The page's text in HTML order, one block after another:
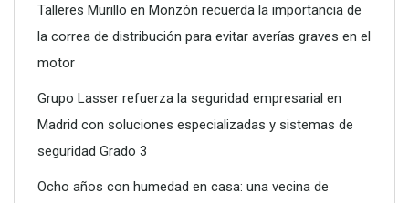
Talleres Murillo en Monzón recuerda la importancia de
la correa de distribución para evitar averías graves en el
motor
Grupo Lasser refuerza la seguridad empresarial en
Madrid con soluciones especializadas y sistemas de
seguridad Grado 3
Ocho años con humedad en casa: una vecina de